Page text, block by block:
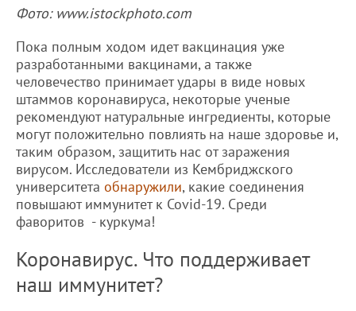
Фото: www.istockphoto.com
Пока полным ходом идет вакцинация уже
разработанными вакцинами, а также
человечество принимает удары в виде новых
штаммов коронавируса, некоторые ученые
рекомендуют натуральные ингредиенты, которые
могут положительно повлиять на наше здоровье и,
таким образом, защитить нас от заражения
вирусом. Исследователи из Кембриджского
университета обнаружили, какие соединения
повышают иммунитет к Covid-19. Среди
фаворитов - куркума!
Коронавирус. Что поддерживает
наш иммунитет?